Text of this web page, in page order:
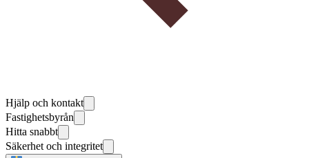
Hjälp och kontakt
Fastighetsbyrån
Hitta snabbt
Säkerhet och integritet